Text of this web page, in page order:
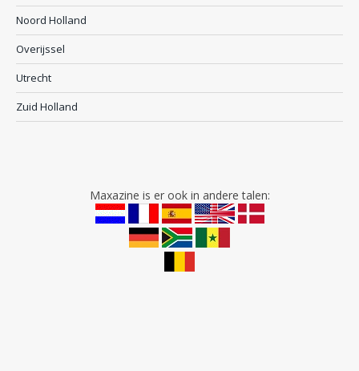
Noord Holland
Overijssel
Utrecht
Zuid Holland
Maxazine is er ook in andere talen: